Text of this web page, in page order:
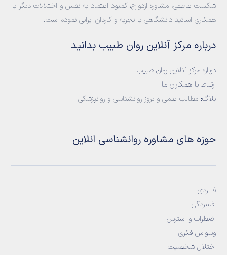
شکست عاطفی، مشاوره ازدواج، کمبود اعتماد به نفس و اختلالات دیگر با
همکاری اساتید دانشگاهی با تجربه و کاردان ایرانی نموده است.
درباره مرکز آنلاین روان طبیب بدانید
درباره مرکز آنلاین روان طبیب
ارتباط با همکاران ما
بلاگ: مطالب علمی و بروز روانشناسی و روانپزشکی
حوزه های مشاوره روانشناسی انلاین
فـــردی:
افسردگی
اضطراب و استرس
وسواس فکری
اختلال شخصیت